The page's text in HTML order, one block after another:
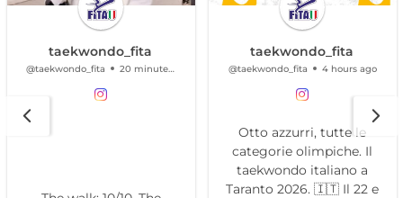
taekwondo_fita
@taekwondo_fita 1 day ago
possibilità. E lì scopri
taekwondo_fita
@taekwondo_fita 3 days ago
STILL ON TOP. 1️⃣
Numero 1 nel World